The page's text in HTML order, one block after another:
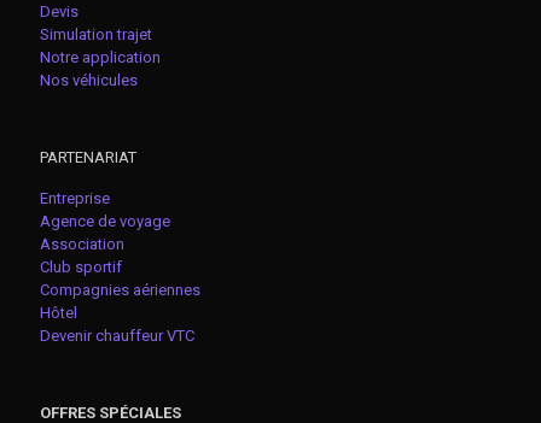
Devis
Simulation trajet
Notre application
Nos véhicules
PARTENARIAT
Entreprise
Agence de voyage
Association
Club sportif
Compagnies aériennes
Hôtel
Devenir chauffeur VTC
OFFRES SPÉCIALES